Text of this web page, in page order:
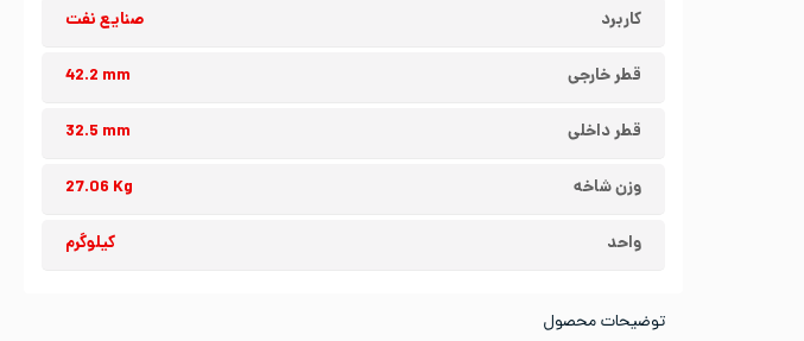
کاربرد صنایع نفت
قطر خارجی 42.2 mm
قطر داخلی 32.5 mm
وزن شاخه 27.06 Kg
واحد کیلوگرم
توضیحات محصول